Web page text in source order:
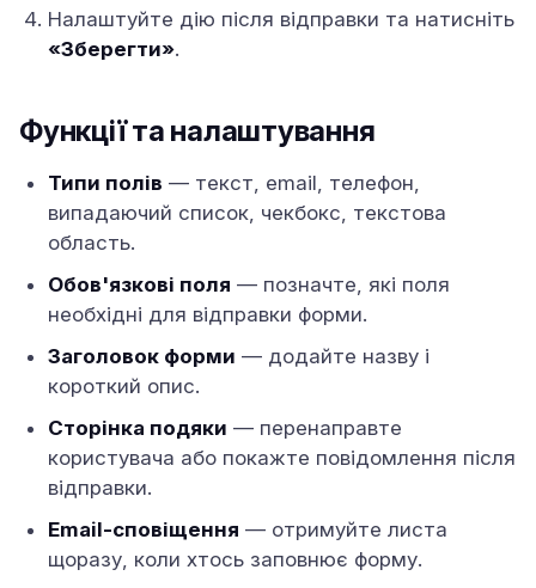
Налаштуйте дію після відправки та натисніть
«Зберегти».
Функції та налаштування
Типи полів — текст, email, телефон,
випадаючий список, чекбокс, текстова
область.
Обов'язкові поля — позначте, які поля
необхідні для відправки форми.
Заголовок форми — додайте назву і
короткий опис.
Сторінка подяки — перенаправте
користувача або покажте повідомлення після
відправки.
Email-сповіщення — отримуйте листа
щоразу, коли хтось заповнює форму.